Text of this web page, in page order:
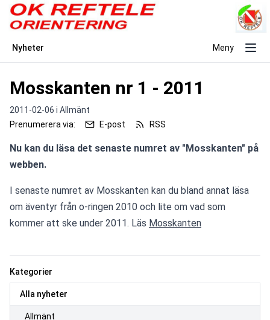
Nyheter Meny
Kategorier
Alla nyheter
Allmänt
Mosskanten nr 1 - 2011
2011-02-06 i Allmänt
Prenumerera via:
E-post RSS
Nu kan du läsa det senaste numret av "Mosskanten" på
webben.
I senaste numret av Mosskanten kan du bland annat läsa
om äventyr från o-ringen 2010 och lite om vad som
kommer att ske under 2011. Läs Mosskanten